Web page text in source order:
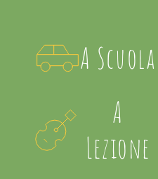
A Scuola
A
Lezione